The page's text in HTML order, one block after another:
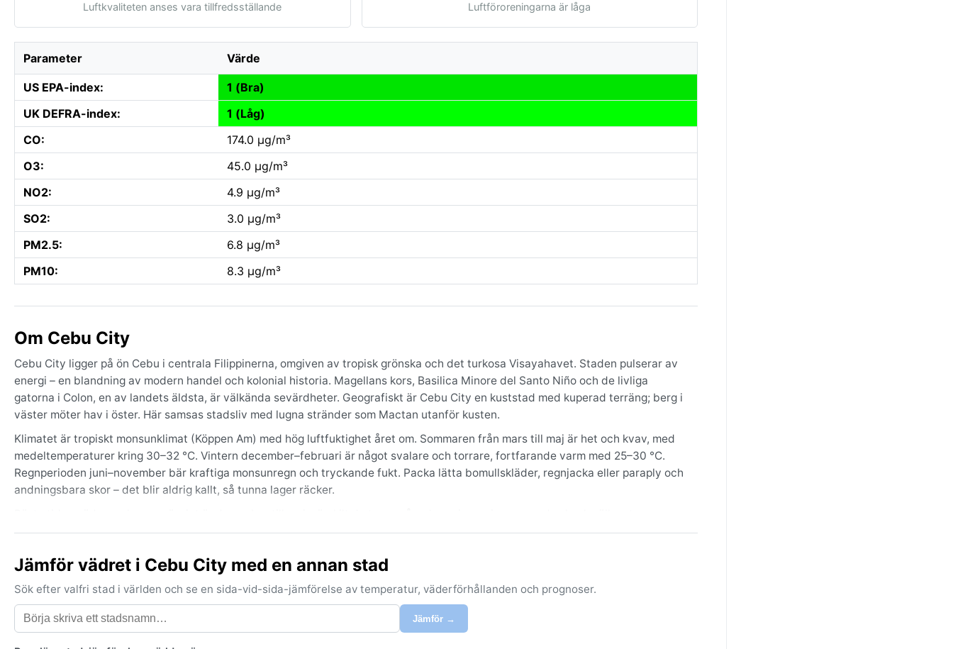
Luftkvaliteten anses vara tillfredsställande Luftföroreningarna är låga
Parameter Värde
US EPA-index:
1 (Bra)
UK DEFRA-index:
1 (Låg)
CO:
174.0 µg/m³
O3:
45.0 µg/m³
NO2:
4.9 µg/m³
SO2:
3.0 µg/m³
PM2.5:
6.8 µg/m³
PM10:
8.3 µg/m³
Om Cebu City
Cebu City ligger på ön Cebu i centrala Filippinerna, omgiven av tropisk grönska och det turkosa Visayahavet. Staden pulserar av
energi – en blandning av modern handel och kolonial historia. Magellans kors, Basilica Minore del Santo Niño och de livliga
gatorna i Colon, en av landets äldsta, är välkända sevärdheter. Geografiskt är Cebu City en kuststad med kuperad terräng; berg i
väster möter hav i öster. Här samsas stadsliv med lugna stränder som Mactan utanför kusten.
Klimatet är tropiskt monsunklimat (Köppen Am) med hög luftfuktighet året om. Sommaren från mars till maj är het och kvav, med
medeltemperaturer kring 30–32 °C. Vintern december–februari är något svalare och torrare, fortfarande varm med 25–30 °C.
Regnperioden juni–november bär kraftiga monsunregn och tryckande fukt. Packa lätta bomullskläder, regnjacka eller paraply och
andningsbara skor – det blir aldrig kallt, så tunna lager räcker.
Under regnperioden finns risk för tropiska stormar och tyfoner som kan ge översvämningar. Cebu ligger utanför tyfonbältets
luftfuktigheten gör att svettigt väder är normen året om.
Jämför vädret i Cebu City med en annan stad
Sök efter valfri stad i världen och se en sida-vid-sida-jämförelse av temperatur, väderförhållanden och prognoser.
Jämför →